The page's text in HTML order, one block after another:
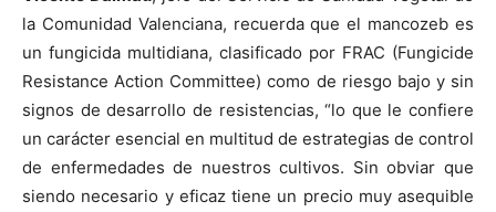
la Comunidad Valenciana, recuerda que el mancozeb es
un fungicida multidiana, clasificado por FRAC (Fungicide
Resistance Action Committee) como de riesgo bajo y sin
signos de desarrollo de resistencias, “lo que le confiere
un carácter esencial en multitud de estrategias de control
de enfermedades de nuestros cultivos. Sin obviar que
siendo necesario y eficaz tiene un precio muy asequible